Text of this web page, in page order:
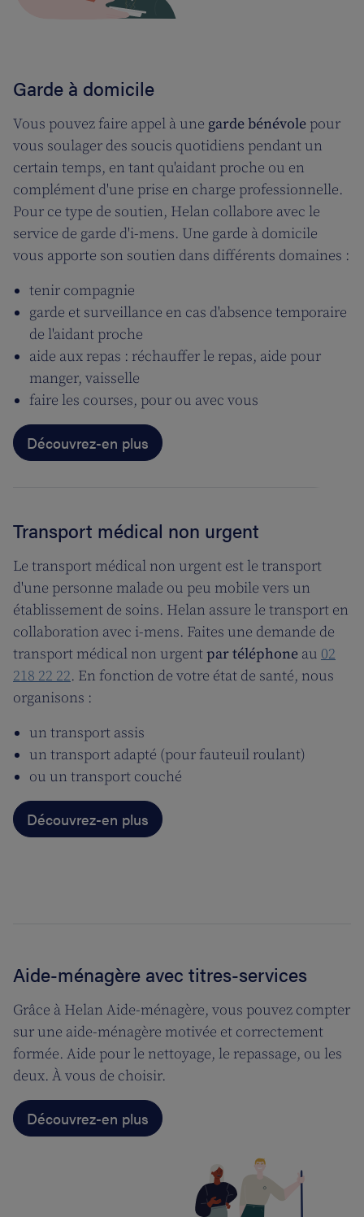
Garde à domicile
Vous pouvez faire appel à une garde bénévole pour
vous soulager des soucis quotidiens pendant un
certain temps, en tant qu'aidant proche ou en
complément d'une prise en charge professionnelle.
Pour ce type de soutien, Helan collabore avec le
service de garde d'i-mens. Une garde à domicile
vous apporte son soutien dans différents domaines :
tenir compagnie
garde et surveillance en cas d'absence temporaire
de l'aidant proche
aide aux repas : réchauffer le repas, aide pour
manger, vaisselle
faire les courses, pour ou avec vous
Découvrez-en plus
Transport médical non urgent
Le transport médical non urgent est le transport
d'une personne malade ou peu mobile vers un
établissement de soins. Helan assure le transport en
collaboration avec i-mens. Faites une demande de
transport médical non urgentpar téléphone au 02
218 22 22. En fonction de votre état de santé, nous
organisons :
un transport assis
un transport adapté (pour fauteuil roulant)
ou un transport couché
Découvrez-en plus
Aide-ménagère avec titres-services
Grâce à Helan Aide-ménagère, vous pouvez compter
sur une aide-ménagère motivée et correctement
formée. Aide pour le nettoyage, le repassage, ou les
deux. À vous de choisir.
Découvrez-en plus